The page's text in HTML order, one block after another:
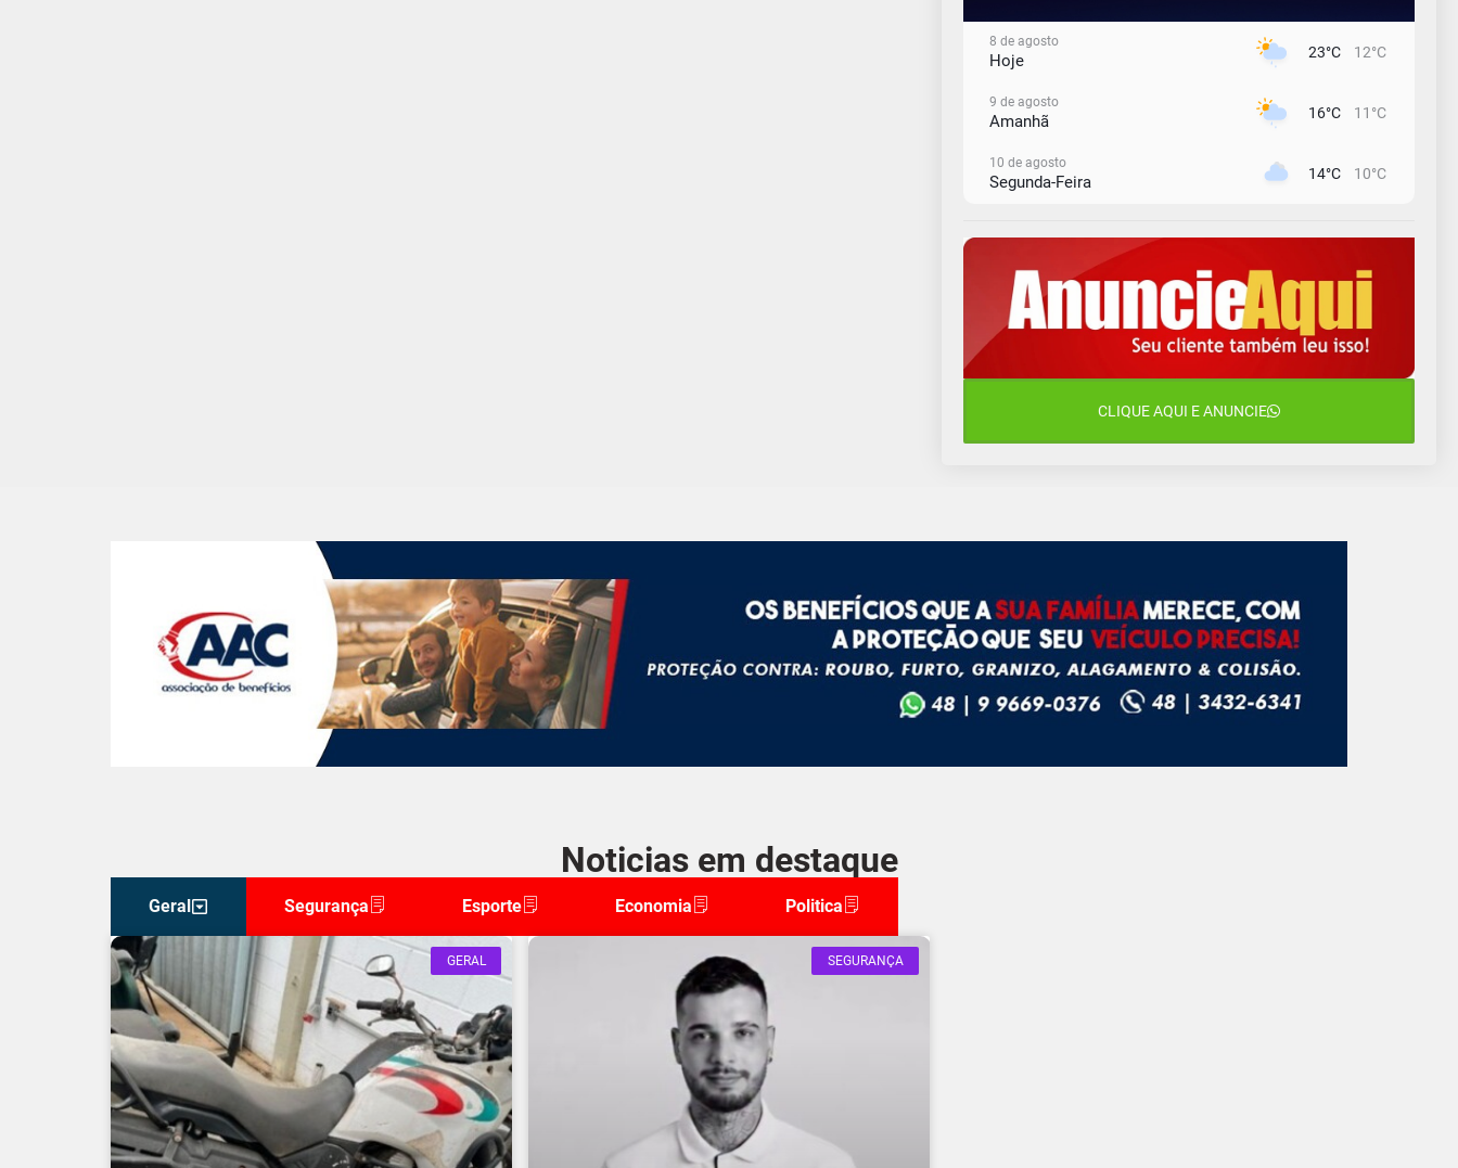
8 de agosto
Hoje 23°C 12°C
9 de agosto
Amanhã 16°C 11°C
10 de agosto
Segunda-Feira 14°C 10°C
Terça-Feira 13°C 11°C
12 de agosto
Quarta-Feira
13 de agosto
18°C 14°C
CLIQUE AQUI E ANUNCIE
Noticias em destaque
Geral Segurança Esporte Economia Politica
GERAL SEGURANÇA